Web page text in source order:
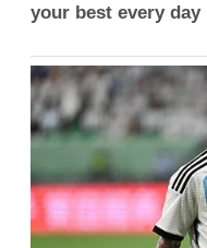
your best every day